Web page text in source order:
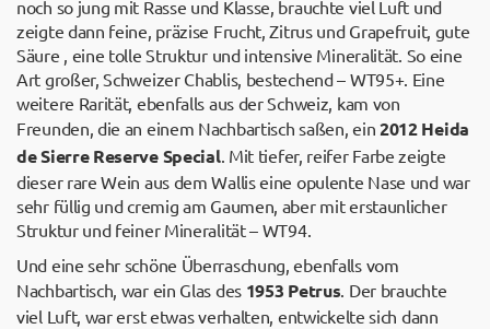
noch so jung mit Rasse und Klasse, brauchte viel Luft und
zeigte dann feine, präzise Frucht, Zitrus und Grapefruit, gute
Säure , eine tolle Struktur und intensive Mineralität. So eine
Art großer, Schweizer Chablis, bestechend – WT95+. Eine
weitere Rarität, ebenfalls aus der Schweiz, kam von
Freunden, die an einem Nachbartisch saßen, ein 2012 Heida
de Sierre Reserve Special. Mit tiefer, reifer Farbe zeigte
dieser rare Wein aus dem Wallis eine opulente Nase und war
sehr füllig und cremig am Gaumen, aber mit erstaunlicher
Struktur und feiner Mineralität – WT94.
Und eine sehr schöne Überraschung, ebenfalls vom
Nachbartisch, war ein Glas des 1953 Petrus. Der brauchte
viel Luft, war erst etwas verhalten, entwickelte sich dann